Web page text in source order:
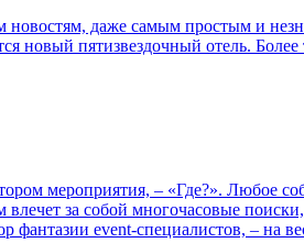
даже самым простым и
новый пятизвездочный отель.
мероприятия, – «Где?». Любое
за собой многочасовые
event-специалистов, – на